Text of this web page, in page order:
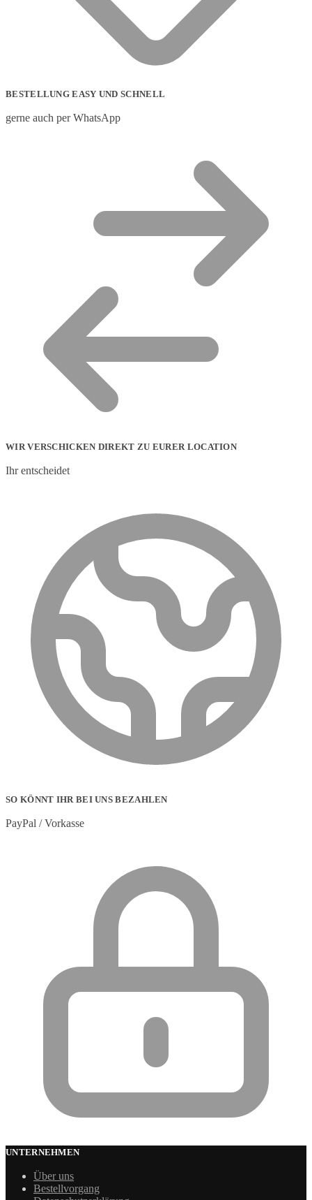
BESTELLUNG EASY UND SCHNELL
gerne auch per WhatsApp
WIR VERSCHICKEN DIREKT ZU EURER LOCATION
Ihr entscheidet
SO KÖNNT IHR BEI UNS BEZAHLEN
PayPal / Vorkasse
UNTERNEHMEN
Über uns
Bestellvorgang